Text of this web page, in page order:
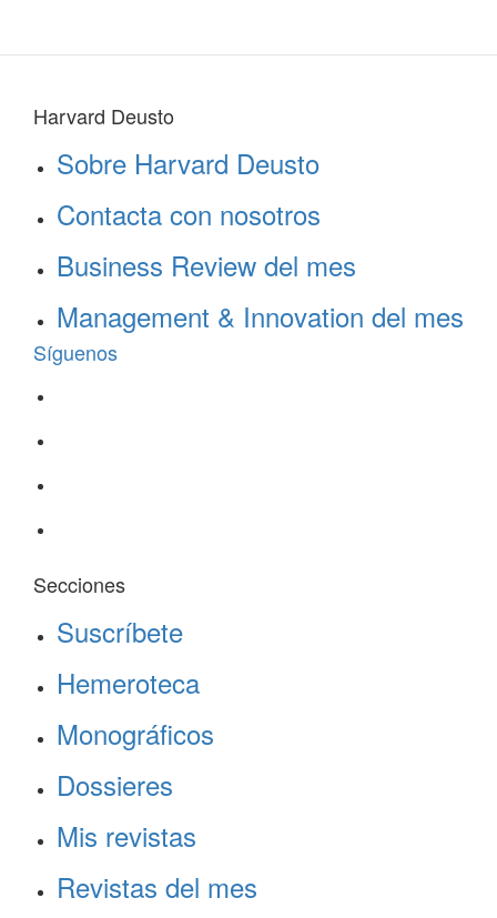
Harvard Deusto
Sobre Harvard Deusto
Contacta con nosotros
Business Review del mes
Management & Innovation del mes
Síguenos
Secciones
Suscríbete
Hemeroteca
Monográficos
Dossieres
Mis revistas
Revistas del mes